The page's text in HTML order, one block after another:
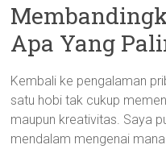
Apa Yang
Kembali ke pengalaman
satu hobi tak cukup
maupun kreativitas. Saya
mendalam mengenai